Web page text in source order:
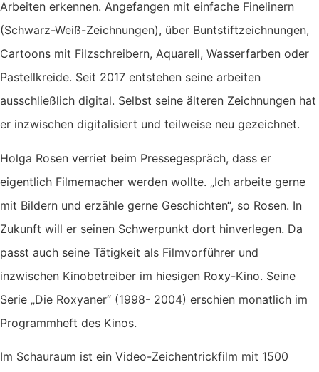
Arbeiten erkennen. Angefangen mit einfache Finelinern
(Schwarz-Weiß-Zeichnungen), über Buntstiftzeichnungen,
Cartoons mit Filzschreibern, Aquarell, Wasserfarben oder
Pastellkreide. Seit 2017 entstehen seine arbeiten
ausschließlich digital. Selbst seine älteren Zeichnungen hat
er inzwischen digitalisiert und teilweise neu gezeichnet.
Holga Rosen verriet beim Pressegespräch, dass er
eigentlich Filmemacher werden wollte. „Ich arbeite gerne
mit Bildern und erzähle gerne Geschichten“, so Rosen. In
Zukunft will er seinen Schwerpunkt dort hinverlegen. Da
passt auch seine Tätigkeit als Filmvorführer und
inzwischen Kinobetreiber im hiesigen Roxy-Kino. Seine
Serie „Die Roxyaner“ (1998- 2004) erschien monatlich im
Programmheft des Kinos.
Im Schauraum ist ein Video-Zeichentrickfilm mit 1500